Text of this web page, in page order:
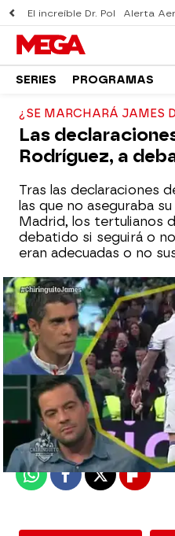
El increíble Dr. Pol Alerta
SERIES PROGRAMAS
¿SE MARCHARÁ JAMES
Las
Rodríguez, a
Tras las declaraciones
las que no aseguraba
Madrid, los tertulianos
debatido si seguirá o
eran adecuadas o no
mega
Madrid
Publicado: 08 de junio de
WhatsappFacebook
X